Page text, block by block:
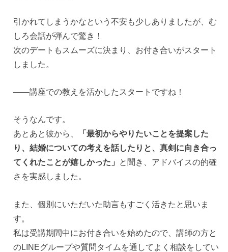
引かれてしまうかなという不安も少しありましたが、む
しろ会話が弾んで驚き！
次のデートもスムーズに決まり、お付き合いがスタート
しました。
——講座での教えを活かしたスタートですね！
そうなんです。
あとあと彼から、
「最初からやりたいことを提案した
り、結婚についての考えを話したりと、真剣に向き合っ
てくれたことが嬉しかった」 と聞き、アドバイスの的確
さを実感しました。
また、個別にいただいた助言もすごく活きたと思いま
す。
私は受講期間中にお付き合いを始めたので、講師の方と
のLINEグループや質問タイムを通してよく相談をしてい